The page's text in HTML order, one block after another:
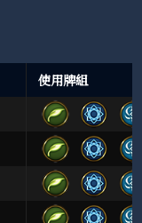
使用牌組